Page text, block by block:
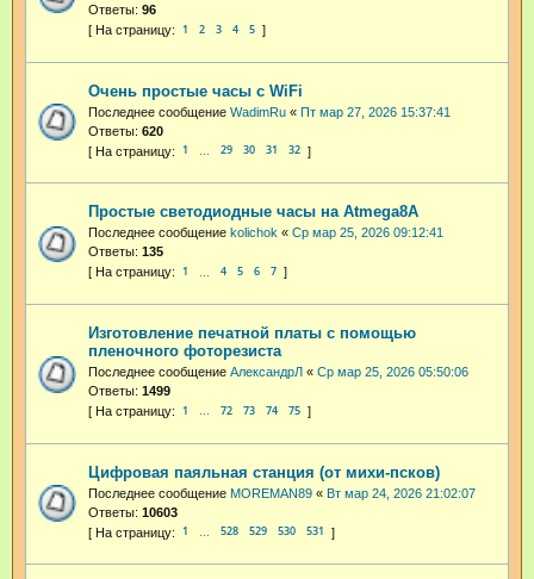
Ответы: 96
1 2 3 4 5
Очень простые часы с WiFi
Последнее сообщение WadimRu « Пт мар 27, 2026 15:37:41
Ответы: 620
1 29 30 31 32
Простые светодиодные часы на Atmega8A
Последнее сообщение kolichok « Ср мар 25, 2026 09:12:41
Ответы: 135
1 4 5 6 7
Изготовление печатной платы с помощью
пленочного фоторезиста
Последнее сообщение АлександрЛ « Ср мар 25, 2026 05:50:06
Ответы: 1499
1 … 72 73 74 75
Цифровая паяльная станция (от михи-псков)
Последнее сообщение MOREMAN89 « Вт мар 24, 2026 21:02:07
Ответы: 10603
1 528 529 530 531